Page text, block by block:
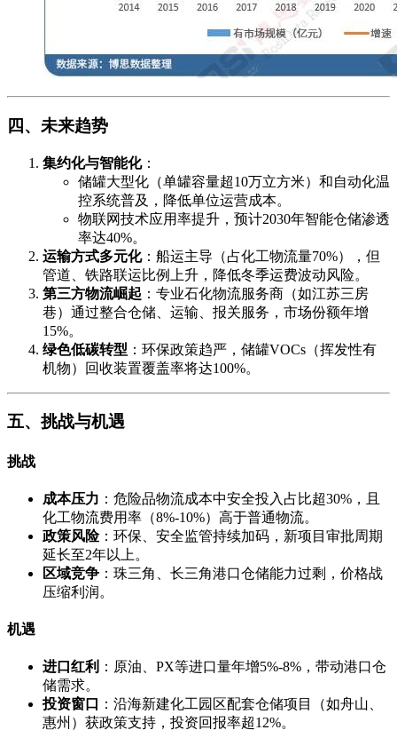
四、未来趋势
集约化与智能化：
储罐大型化（单罐容量超10万立方米）和自动化温
控系统普及，降低单位运营成本。
物联网技术应用率提升，预计2030年智能仓储渗透
率达40%。
运输方式多元化：船运主导（占化工物流量70%），但
管道、铁路联运比例上升，降低冬季运费波动风险。
第三方物流崛起 ：专业石化物流服务商（如江苏三房
巷）通过整合仓储、运输、报关服务，市场份额年增
15%。
绿色低碳转型 ：环保政策趋严，储罐VOCs（挥发性有
机物）回收装置覆盖率将达100%。
五、挑战与机遇
挑战
成本压力 ：危险品物流成本中安全投入占比超30%，且
化工物流费用率（8%-10%）高于普通物流。
政策风险：环保、安全监管持续加码，新项目审批周期
延长至2年以上。
区域竞争 ：珠三角、长三角港口仓储能力过剩，价格战
压缩利润。
机遇
进口红利 ：原油、PX等进口量年增5%-8%，带动港口仓
储需求。
投资窗口
：沿海新建化工园区配套仓储项目（如舟山、
惠州）获政策支持，投资回报率超12%。